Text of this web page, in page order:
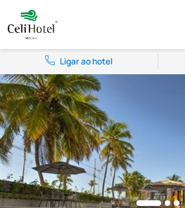
Ligar ao hotel